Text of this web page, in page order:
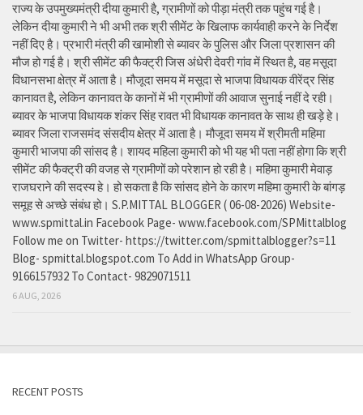
राज्य के उपमुख्यमंत्री दीया कुमारी है, ग्रामीणों को पीड़ा मंत्री तक पहुंच गई है।
लेकिन दीया कुमारी ने भी अभी तक श्री सीमेंट के खिलाफ कार्यवाही करने के निर्देश
नहीं दिए है। प्रभारी मंत्री की खामोशी से ब्यावर के पुलिस और जिला प्रशासन की
मौज हो गई है। श्री सीमेंट की फैक्ट्री जिस अंधेरी देवरी गांव में स्थित है, वह मसूदा
विधानसभा क्षेत्र में आता है। मौजूदा समय में मसूदा से भाजपा विधायक वीरेंद्र सिंह
कानावत है, लेकिन कानावत के कानों में भी ग्रामीणों की आवाज सुनाई नहीं दे रही।
ब्यावर के भाजपा विधायक शंकर सिंह रावत भी विधायक कानावत के साथ ही खड़े हे।
ब्यावर जिला राजसमंद संसदीय क्षेत्र में आता है। मौजूदा समय में श्रीमती महिमा
कुमारी भाजपा की सांसद है। शायद महिला कुमारी को भी यह भी पता नहीं होगा कि श्री
सीमेंट की फैक्ट्री की वजह से ग्रामीणों को परेशान हो रही है। महिमा कुमारी मेवाड़
राजघराने की सदस्य हे। हो सकता है कि सांसद होने के कारण महिमा कुमारी के बांगड़
समूह से अच्छे संबंध हो। S.P.MITTAL BLOGGER ( 06-08-2026) Website-
www.spmittal.in Facebook Page- www.facebook.com/SPMittalblog
Follow me on Twitter- https://twitter.com/spmittalblogger?s=11
Blog- spmittal.blogspot.com To Add in WhatsApp Group-
9166157932 To Contact- 9829071511
6 AUG, 2026
RECENT POSTS